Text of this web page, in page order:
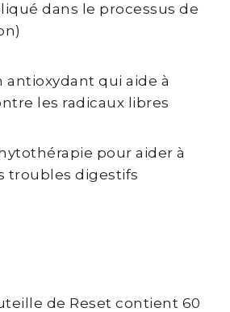
dans le processus de
antioxydant qui aide à
les radicaux libres
pour aider à
troubles digestifs
de Reset contient 60